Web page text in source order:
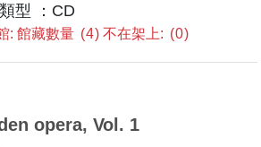
型 ：CD
: 館藏數量 4 不在架上: 0
opera, Vol. 1